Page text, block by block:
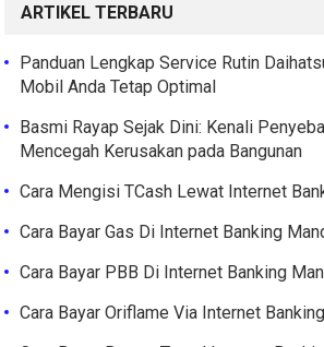
ARTIKEL TERBARU
Panduan Lengkap Service Rutin
Mobil Anda Tetap Optimal
Basmi Rayap Sejak Dini: Kenali
Mencegah Kerusakan pada Bangunan
Cara Mengisi TCash Lewat Internet
Cara Bayar Gas Di Internet Banking
Cara Bayar PBB Di Internet Banking
Cara Bayar Oriflame Via Internet